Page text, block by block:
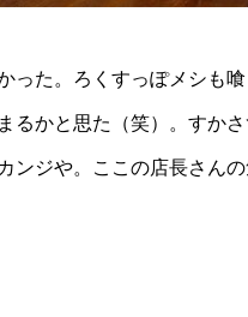
た。ろくすっぽメシも
るかと思た（笑）。すか
ジや。ここの店長さん